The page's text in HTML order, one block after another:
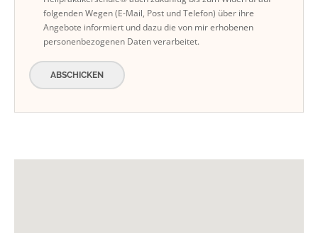
folgenden Wegen (E-Mail, Post und Telefon) über ihre
Angebote informiert und dazu die von mir erhobenen
personenbezogenen Daten verarbeitet.
ABSCHICKEN